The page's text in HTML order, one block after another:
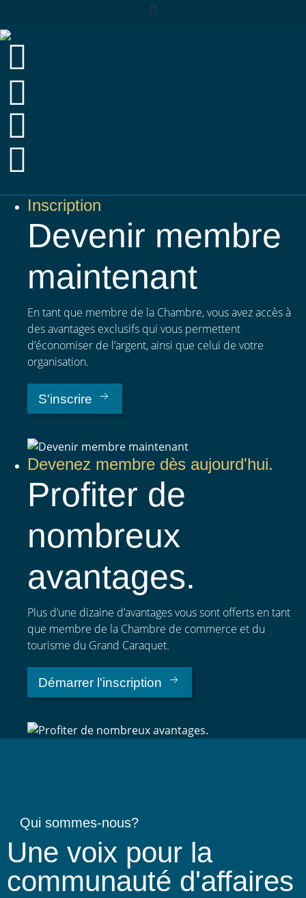
Inscription
Devenir membre
maintenant
En tant que membre de la Chambre, vous avez accès à
des avantages exclusifs qui vous permettent
d’économiser de l’argent, ainsi que celui de votre
organisation.
S'inscrire
Devenez membre dès aujourd'hui.
Profiter de
nombreux
avantages.
Plus d’une dizaine d’avantages vous sont offerts en tant
que membre de la Chambre de commerce et du
tourisme du Grand Caraquet.
Démarrer l'inscription
Qui sommes-nous?
Une voix pour la
communauté d'affaires